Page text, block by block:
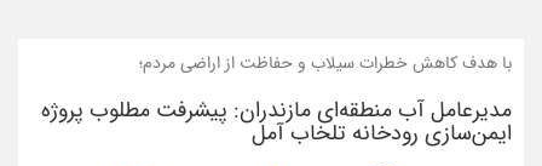
با هدف کاهش خطرات سیلاب و حفاظت از اراضی مردم؛
مدیرعامل آب منطقه‌ای مازندران: پیشرفت‌ مطلوب پروژه
ایمن‌سازی رودخانه تلخاب آمل